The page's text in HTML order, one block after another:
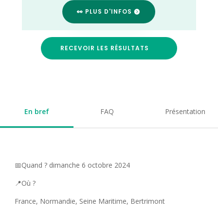
👀 PLUS D'INFOS
RECEVOIR LES RÉSULTATS
En bref FAQ Présentation
📅Quand ? dimanche 6 octobre 2024
📍Où ?
France, Normandie, Seine Maritime, Bertrimont